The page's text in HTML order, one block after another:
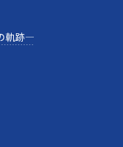
軌跡—